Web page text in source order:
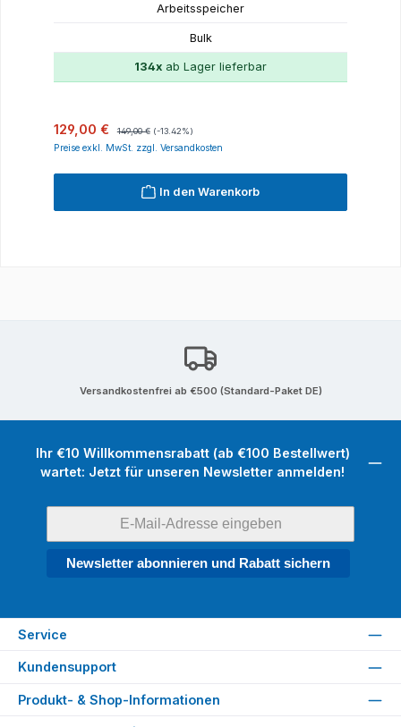
Arbeitsspeicher
Bulk
134x ab Lager lieferbar
Verkaufspreis:
129,00 € 149,00 € (-13.42%)
Preise exkl. MwSt. zzgl. Versandkosten
In den Warenkorb
Versandkostenfrei ab €500 (Standard-Paket DE)
Ihr €10 Willkommensrabatt (ab €100 Bestellwert)
wartet: Jetzt für unseren Newsletter anmelden!
Newsletter abonnieren und Rabatt sichern
Service
Kundensupport
Produkt- & Shop-Informationen